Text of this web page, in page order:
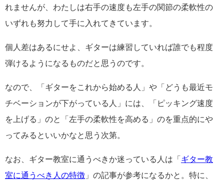
れませんが、わたしは右手の速度も左手の関節の柔軟性の
いずれも努力して手に入れてきています。
個人差はあるにせよ、ギターは練習していれば誰でも程度
弾けるようになるものだと思うのです。
なので、「ギターをこれから始める人」や「どうも最近モ
チベーションが下がっている人」には、「ピッキング速度
を上げる」のと「左手の柔軟性を高める」のを重点的にや
ってみるといいかなと思う次第。
なお、ギター教室に通うべきか迷っている人は「 ギター教
室に通うべき人の特徴 」の記事が参考になるかと。特に、